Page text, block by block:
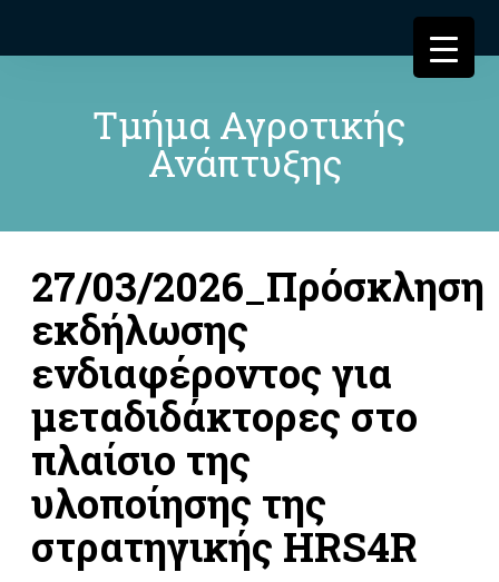
Τμήμα Αγροτικής
Ανάπτυξης
27/03/2026_Πρόσκληση
εκδήλωσης
ενδιαφέροντος για
μεταδιδάκτορες στο
πλαίσιο της
υλοποίησης της
στρατηγικής HRS4R